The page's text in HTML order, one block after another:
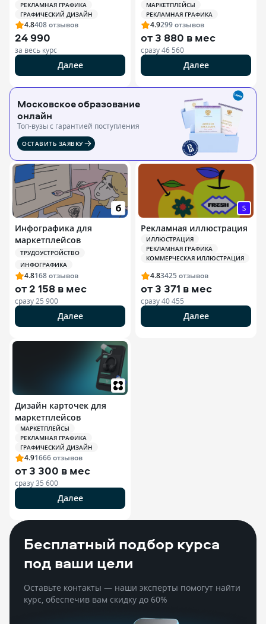
РЕКЛАМНАЯ ГРАФИКА
ГРАФИЧЕСКИЙ ДИЗАЙН
4.8408отзывов
24 990
за весь курс
Далее
МАРКЕТПЛЕЙСЫ
РЕКЛАМНАЯ ГРАФИКА
4.9299отзывов
от3 880 в мес
сразу46 560
Далее
Московское образование
онлайн
Топ-вузы c гарантией поступления
ОСТАВИТЬ ЗАЯВКУ
Инфографика для
маркетплейсов
ТРУДОУСТРОЙСТВО
ИНФОГРАФИКА
4.8168отзывов
от2 158 в мес
сразу 25 900
Далее
Рекламная иллюстрация
ИЛЛЮСТРАЦИЯ
РЕКЛАМНАЯ ГРАФИКА
КОММЕРЧЕСКАЯ ИЛЛЮСТРАЦИЯ
4.83425отзывов
от3 371 в мес
сразу40 455
Далее
Дизайн карточек для
маркетплейсов
МАРКЕТПЛЕЙСЫ
РЕКЛАМНАЯ ГРАФИКА
ГРАФИЧЕСКИЙ ДИЗАЙН
4.91666отзывов
от3 300 в мес
сразу35 600
Далее
Бесплатный подбор курса
под ваши цели
Оставьте контакты — наши эксперты помогут найти
курс, обеспечив вам скидку до 60%